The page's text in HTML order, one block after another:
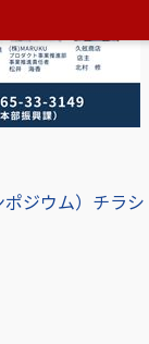
ジウム）チラシ